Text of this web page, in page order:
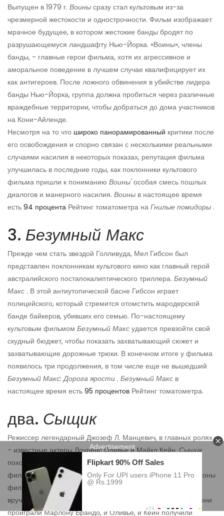
Выпущен в 1979 г. Воины сразу стал культовым из-за
чрезмерной жестокости и однострочности. Фильм изображает
мрачное будущее, в котором жестокие банды бродят по
разрушающемуся ландшафту Нью-Йорка. «Воины», члены
банды, - главные герои фильма, хотя их агрессивное и
аморальное поведение в лучшем случае квалифицирует их
как антигероев. После ложного обвинения в убийстве лидера
банды Нью-Йорка, группа должна пробиться через различные
враждебные территории, чтобы добраться до дома участников
на Кони-Айленде.
Несмотря на то что широко панорамированный критики после
его освобождения и спорно связан с несколькими реальными
случаями насилия в некоторых показах, репутация фильма
улучшилась в последние годы, как поклонники культового
фильма пришли к пониманию Воины'особая смесь пошлых
диалогов и манерного насилия. Воины в настоящее время
есть 94 процента Рейтинг томатометра на Гнилые помидоры .
3. Безумный Макс
Прежде чем стать звездой Голливуда, Мел Гибсон был
представлен поклонникам культового кино как главный герой
австралийского постапокалиптического триллера. Безумный
Макс . В этой антиутопической басне Гибсон играет
полицейского, который стремится отомстить мародерской
банде байкеров, убивших его семью. По-настоящему
культовым фильмом Безумный Макс удается превзойти свой
скудный бюджет, чтобы показать захватывающий сюжет и
захватывающие дорожные трюки. В конечном итоге у фильма
появилось три продолжения, в том числе еще не вышедший
Безумный Макс: Дорога ярости . Безумный Макс в
настоящее время есть 95 процентов Рейтинг томатометра.
два. Сыщик
Режиссер легендарный Джозеф Л. Манцевич, в главных ролях
- известные актеры Лоуренс Оливье и Майкл Кейн.Сыщик
похоже, был создан для получения наград. К сожалению,
фильм столкнулся с непреодолимой конкуренцией со стороны
фильма под названием Крестный отец
вручения премии Оскар 1973 года. Хотя в конечном итоге они
проиграли Марлону Брандо, и Оливье, и Кейн получили